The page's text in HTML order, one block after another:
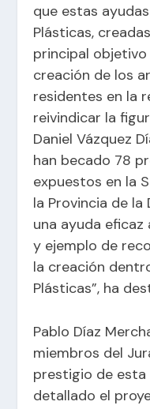
que estas
Plásticas,
principal
creación de los
residentes en la
reivindicar la
Daniel Vázquez
han becado 78
expuestos en la
la Provincia de
una ayuda
y ejemplo de
la creación
Plásticas”, ha
Pablo Díaz
miembros del
prestigio de
detallado el